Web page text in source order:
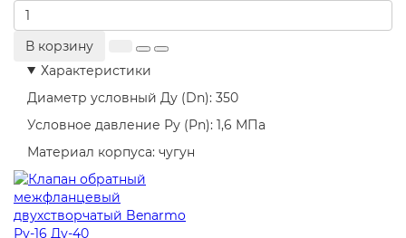
В корзину
Характеристики
Диаметр условный Ду (Dn): 350
Условное давление Ру (Pn): 1,6 МПа
Материал корпуса: чугун